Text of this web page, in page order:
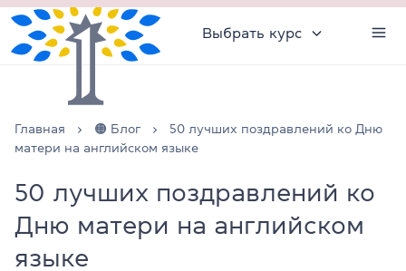
Выбрать курс
Главная 🟠 Блог
50 лучших поздравлений ко Дню
матери на английском языке
50 лучших поздравлений ко
Дню матери на английском
языке